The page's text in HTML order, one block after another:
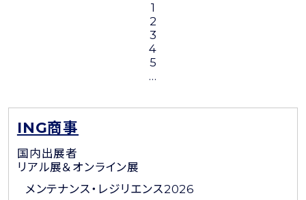
1
2
3
4
5
...
ING商事
国内出展者
リアル展＆オンライン展
メンテナンス・レジリエンス2026